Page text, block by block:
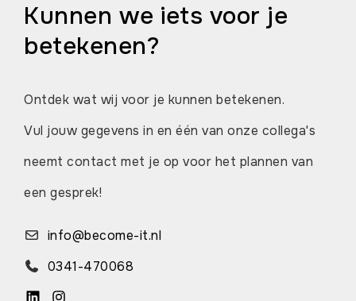
Kunnen we iets voor je
betekenen?
Ontdek wat wij voor je kunnen betekenen.
Vul jouw gegevens in en één van onze collega's
neemt contact met je op voor het plannen van
een gesprek!
info@become-it.nl
0341-470068